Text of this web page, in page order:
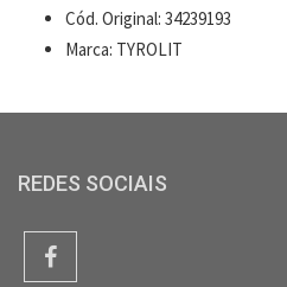
Cód. Original: 34239193
Marca: TYROLIT
REDES SOCIAIS